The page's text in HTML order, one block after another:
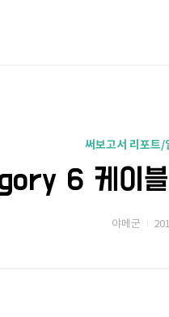
써보고서 리포트/
6 케이
야메군